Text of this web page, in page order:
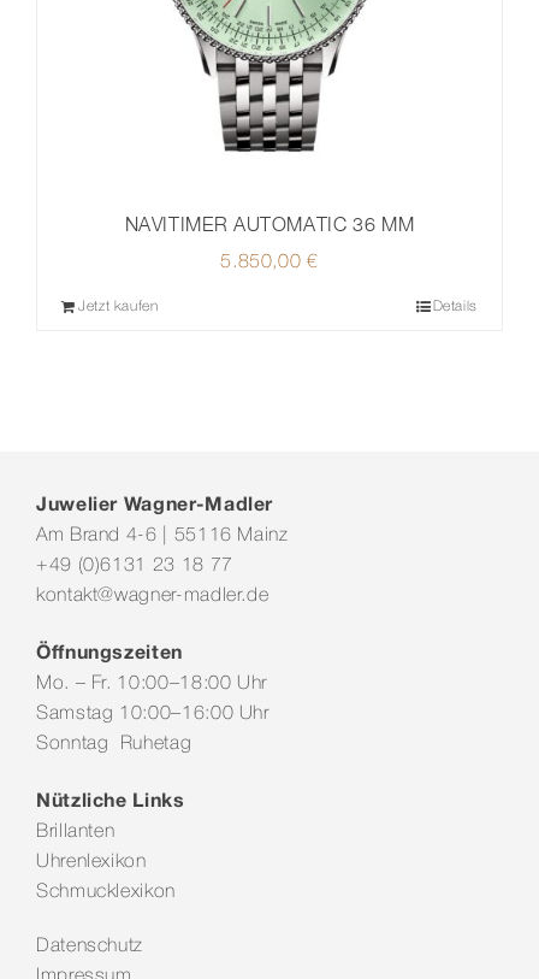
NAVITIMER AUTOMATIC 36 MM
5.850,00€
Jetzt kaufen Details
Juwelier Wagner-Madler
Am Brand 4-6 | 55116 Mainz
+49 (0)6131 23 18 77
kontakt@wagner-madler.de
Öffnungszeiten
Mo. – Fr. 10:00–18:00 Uhr
Samstag 10:00–16:00 Uhr
Sonntag Ruhetag
Nützliche Links
Brillanten
Uhrenlexikon
Schmucklexikon
Datenschutz